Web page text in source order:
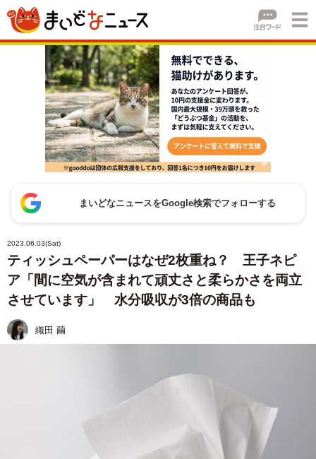
まいどなニュースをGoogle検索でフォローする
2023.06.03(Sat)
ティッシュペーパーはなぜ2枚重ね？ 王子ネピ
ア「間に空気が含まれて頑丈さと柔らかさを両立
させています」 水分吸収が3倍の商品も
織田 繭